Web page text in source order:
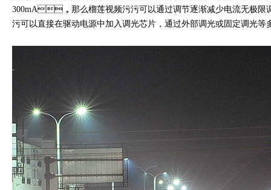
300mA，那么榴莲视频污污可以通过调节逐渐减少电流无极限调
污可以直接在驱动电源中加入调光芯片，通过外部调光或固定调光等多种